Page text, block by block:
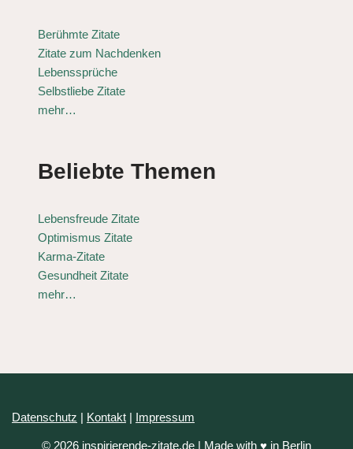
Berühmte Zitate
Zitate zum Nachdenken
Lebenssprüche
Selbstliebe Zitate
mehr…
Beliebte Themen
Lebensfreude Zitate
Optimismus Zitate
Karma-Zitate
Gesundheit Zitate
mehr…
Datenschutz | Kontakt | Impressum
© 2026 inspirierende-zitate.de | Made with ♥ in Berlin